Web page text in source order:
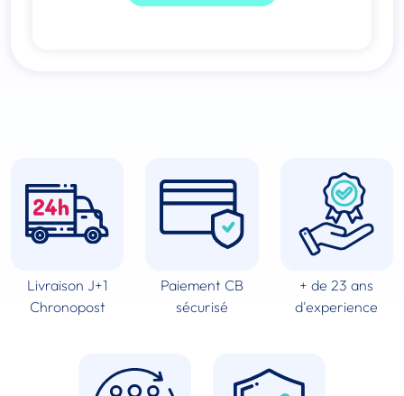
Livraison J+1
Chronopost
Paiement CB
sécurisé
+ de 23 ans
d'experience